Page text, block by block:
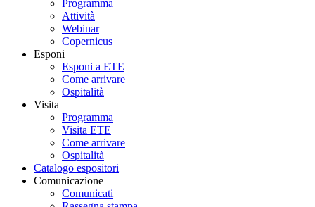
Programma
Attività
Webinar
Copernicus
Esponi
Esponi a ETE
Come arrivare
Ospitalità
Visita
Programma
Visita ETE
Come arrivare
Ospitalità
Catalogo espositori
Comunicazione
Comunicati